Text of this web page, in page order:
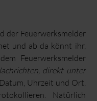
der Feuerwerksmelder
und ab da könnt ihr,
Feuerwerksmelder
direkt unter
Uhrzeit und Ort,
Natürlich